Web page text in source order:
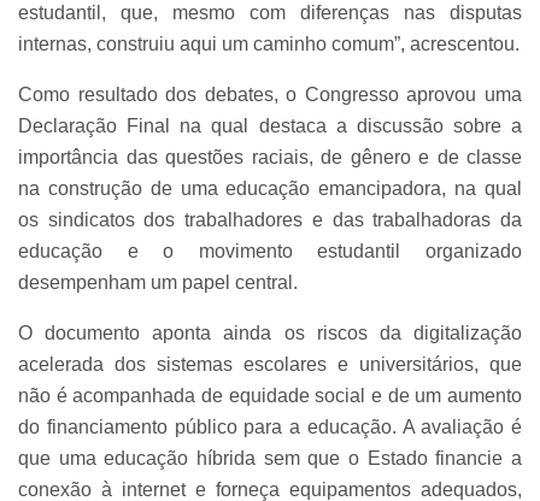
estudantil, que, mesmo com diferenças nas disputas
internas, construiu aqui um caminho comum”, acrescentou.
Como resultado dos debates, o Congresso aprovou uma
Declaração Final na qual destaca a discussão sobre a
importância das questões raciais, de gênero e de classe
na construção de uma educação emancipadora, na qual
os sindicatos dos trabalhadores e das trabalhadoras da
educação e o movimento estudantil organizado
desempenham um papel central.
O documento aponta ainda os riscos da digitalização
acelerada dos sistemas escolares e universitários, que
não é acompanhada de equidade social e de um aumento
do financiamento público para a educação. A avaliação é
que uma educação híbrida sem que o Estado financie a
conexão à internet e forneça equipamentos adequados,